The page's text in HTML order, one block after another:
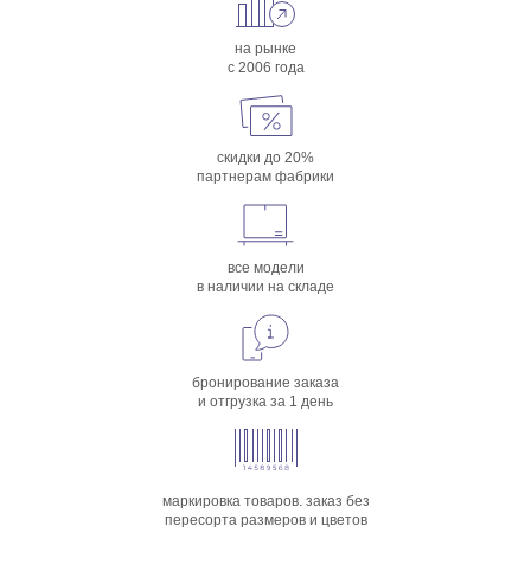
на рынке
с 2006 года
скидки до 20%
партнерам фабрики
все модели
в наличии на складе
бронирование заказа
и отгрузка за 1 день
маркировка товаров. заказ без
пересорта размеров и цветов